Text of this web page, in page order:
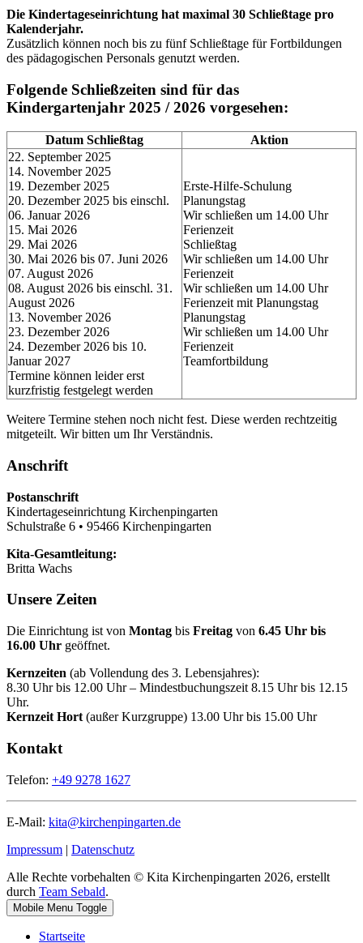
Die Kindertageseinrichtung hat maximal 30 Schließtage pro
Kalenderjahr.
Zusätzlich können noch bis zu fünf Schließtage für Fortbildungen
des pädagogischen Personals genutzt werden.
Folgende Schließzeiten sind für das
Kindergartenjahr 2025 / 2026 vorgesehen:
Datum Schließtag
Aktion
22. September 2025
14. November 2025
19. Dezember 2025
20. Dezember 2025 bis einschl.
06. Januar 2026
15. Mai 2026
29. Mai 2026
30. Mai 2026 bis 07. Juni 2026
07. August 2026
08. August 2026 bis einschl. 31.
August 2026
13. November 2026
23. Dezember 2026
24. Dezember 2026 bis 10.
Januar 2027
Termine können leider erst
kurzfristig festgelegt werden
Erste-Hilfe-Schulung
Planungstag
Wir schließen um 14.00 Uhr
Ferienzeit
Schließtag
Wir schließen um 14.00 Uhr
Ferienzeit
Wir schließen um 14.00 Uhr
Ferienzeit mit Planungstag
Planungstag
Wir schließen um 14.00 Uhr
Ferienzeit
Teamfortbildung
Weitere Termine stehen noch nicht fest. Diese werden rechtzeitig
mitgeteilt. Wir bitten um Ihr Verständnis.
Anschrift
Postanschrift
Kindertageseinrichtung Kirchenpingarten
Schulstraße 6 • 95466 Kirchenpingarten
Kita-Gesamtleitung:
Britta Wachs
Unsere Zeiten
Die Einrichtung ist von Montag bis Freitag von 6.45 Uhr bis
16.00 Uhr geöffnet.
Kernzeiten (ab Vollendung des 3. Lebensjahres):
8.30 Uhr bis 12.00 Uhr – Mindestbuchungszeit 8.15 Uhr bis 12.15
Uhr.
Kernzeit Hort (außer Kurzgruppe) 13.00 Uhr bis 15.00 Uhr
Kontakt
Telefon: +49 9278 1627
E-Mail: kita@kirchenpingarten.de
Impressum | Datenschutz
Alle Rechte vorbehalten © Kita Kirchenpingarten 2026, erstellt
durch Team Sebald.
Mobile Menu Toggle
Startseite